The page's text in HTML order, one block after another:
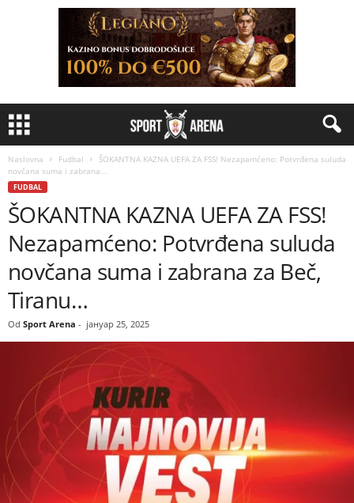
Naslovna Fudbal
ŠOKANTNA KAZNA UEFA ZA FSS! Nezapamćeno: Potvrđena suluda
novčana suma i zabrana...
FUDBAL
ŠOKANTNA KAZNA UEFA ZA FSS!
Nezapamćeno: Potvrđena suluda
novčana suma i zabrana za Beč,
Tiranu…
Od Sport Arena - јануар 25, 2025